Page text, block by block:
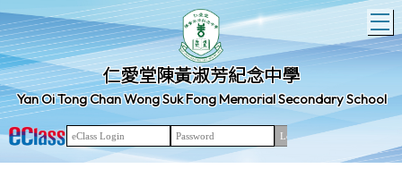
仁愛堂陳黃淑芳紀念中學
Yan Oi Tong Chan Wong Suk Fong Memorial Secondary School